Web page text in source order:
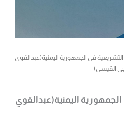
في الجمهورية اليمنية(عبدالقوي
القيسي)
اليمنية(عبدالقوي